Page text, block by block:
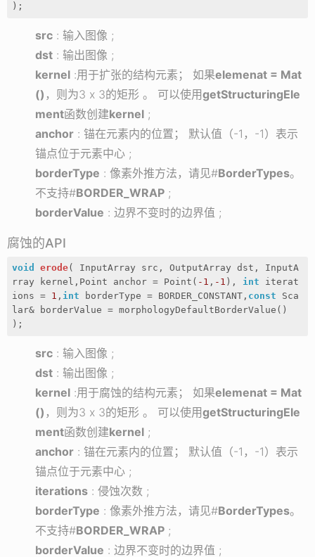
) ;
src : 输入图像 ;
dst : 输出图像 ;
kernel :用于扩张的结构元素； 如果elemenat = Mat
() ，则为3 x 3的矩形 。 可以使用getStructuringEle
ment函数创建kernel ;
anchor : 锚在元素内的位置； 默认值（-1，-1）表示
锚点位于元素中心 ;
borderType : 像素外推方法，请见#BorderTypes。
不支持#BORDER_WRAP ;
borderValue : 边界不变时的边界值 ;
腐蚀的API
void erode( InputArray src, OutputArray dst, InputA
rray kernel,Point anchor = Point( -1 , -1 ), int iterat
ions = 1 , int borderType = BORDER_CONSTANT, const Sca
lar& borderValue = morphologyDefaultBorderValue()
) ;
src : 输入图像 ;
dst : 输出图像 ;
kernel :用于腐蚀的结构元素； 如果elemenat = Mat
() ，则为3 x 3的矩形 。 可以使用getStructuringEle
ment函数创建kernel ;
anchor : 锚在元素内的位置； 默认值（-1，-1）表示
锚点位于元素中心 ;
iterations : 侵蚀次数 ;
borderType : 像素外推方法，请见#BorderTypes。
不支持#BORDER_WRAP ;
borderValue : 边界不变时的边界值 ;